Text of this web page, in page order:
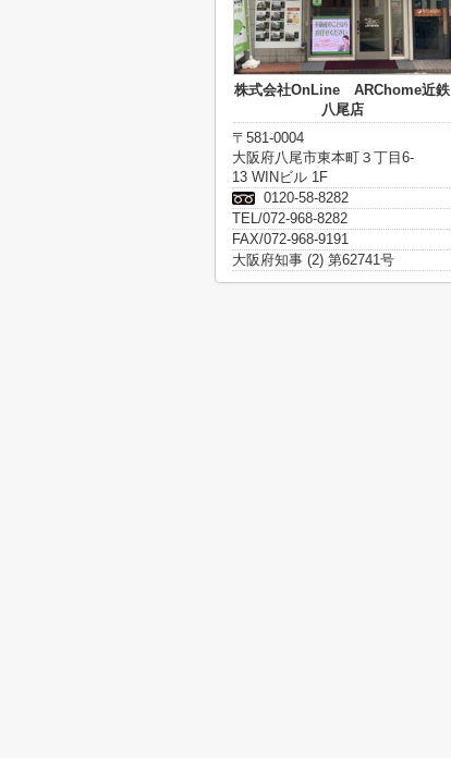
株式会社OnLine ARChome近鉄
八尾店
〒581-0004
大阪府八尾市東本町３丁目6-
13 WINビル 1F
0120-58-8282
TEL/072-968-8282
FAX/072-968-9191
大阪府知事 (2) 第62741号